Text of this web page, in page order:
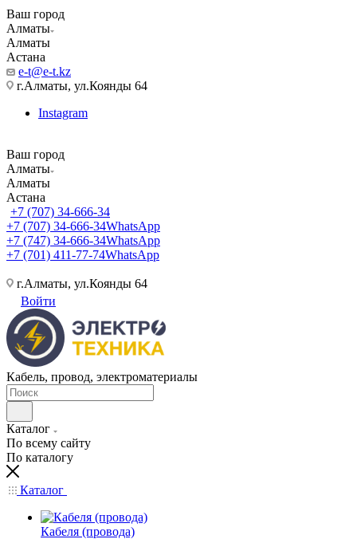
Ваш город
Алматы
Алматы
Астана
e-t@e-t.kz
г.Алматы, ул.Коянды 64
Instagram
Ваш город
Алматы
Алматы
Астана
+7 (707) 34-666-34
+7 (707) 34-666-34WhatsApp
+7 (747) 34-666-34WhatsApp
+7 (701) 411-77-74WhatsApp
г.Алматы, ул.Коянды 64
Войти
Кабель, провод, электроматериалы
Каталог
По всему сайту
По каталогу
Каталог
Кабеля (провода)